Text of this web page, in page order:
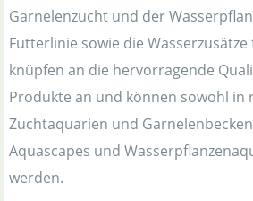
Garnelenzucht und der
Futterlinie sowie die
knüpfen an die hervorragende
Produkte an und können sowohl in
Zuchtaquarien und
Aquascapes und
werden.